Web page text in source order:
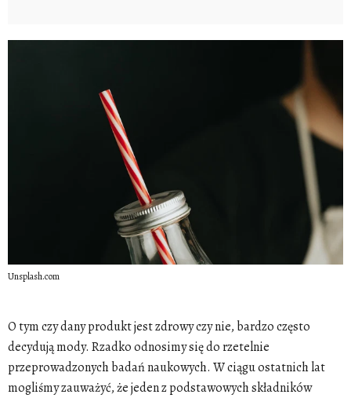
Unsplash.com
O tym czy dany produkt jest zdrowy czy nie, bardzo często
decydują mody. Rzadko odnosimy się do rzetelnie
przeprowadzonych badań naukowych. W ciągu ostatnich lat
mogliśmy zauważyć, że jeden z podstawowych składników